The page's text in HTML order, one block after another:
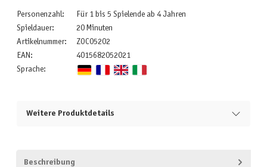
Personenzahl:
Für 1 bis 5 Spielende ab 4 Jahren
Spieldauer:
20 Minuten
Artikelnummer:
ZOC05202
EAN:
4015682052021
Sprache:
Weitere Produktdetails
Beschreibung